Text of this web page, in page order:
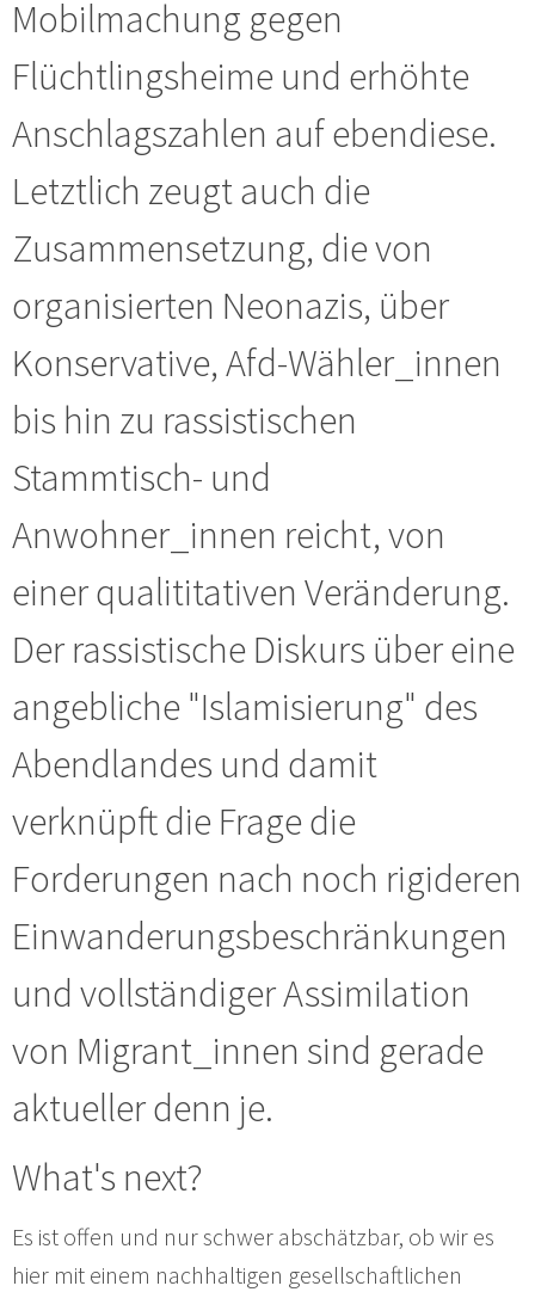
Mobilmachung gegen
Flüchtlingsheime und erhöhte
Anschlagszahlen auf ebendiese.
Letztlich zeugt auch die
Zusammensetzung, die von
organisierten Neonazis, über
Konservative, Afd-Wähler_innen
bis hin zu rassistischen
Stammtisch- und
Anwohner_innen reicht, von
einer qualititativen Veränderung.
Der rassistische Diskurs über eine
angebliche "Islamisierung" des
Abendlandes und damit
verknüpft die Frage die
Forderungen nach noch rigideren
Einwanderungsbeschränkungen
und vollständiger Assimilation
von Migrant_innen sind gerade
aktueller denn je.
What's next?
Es ist offen und nur schwer abschätzbar, ob wir es
hier mit einem nachhaltigen gesellschaftlichen